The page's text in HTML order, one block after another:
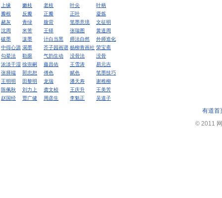
上缘
嫩枝 老枝 叶尖
叶柄
瓣根
反瓣 正瓣 正叶
凝炼
赭灰
青绿 腹背 笔墨意境
文征明
沈周
米芾 王铎 张瑞图
黄道周
破墨
泼墨 计白当黑 师法自然
外师造化
中得心源 渴墨 芥子园画谱 杨柳青画社 荣宝斋
勾晕法
勒廓 气韵生动 没骨法
没骨
浓淡干湿 徐崇嗣 藤昌佑 王雪涛
易元吉
张择端
郭忠恕 傅色 赋色
笔墨技巧
王明明
田黎明 龙瑞 潘天寿
谢稚柳
陈佩秋
刘力上 龚文桢 王庆升
王美芳
赵国经
贾广健 周彦生 李魁正 吴道子
有道首
© 2011